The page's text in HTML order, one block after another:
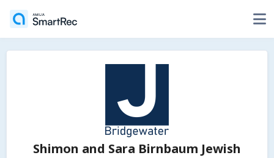
Shimon and Sara Birnbaum Jewish